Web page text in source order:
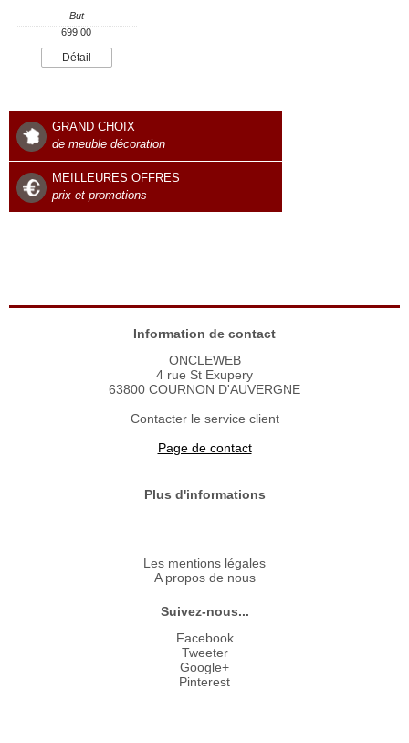
But
699.00
Détail
GRAND CHOIX
de meuble décoration
MEILLEURES OFFRES
prix et promotions
Information de contact
ONCLEWEB
4 rue St Exupery
63800 COURNON D'AUVERGNE
Contacter le service client
Page de contact
Plus d'informations
Les mentions légales
A propos de nous
Suivez-nous...
Facebook
Tweeter
Google+
Pinterest